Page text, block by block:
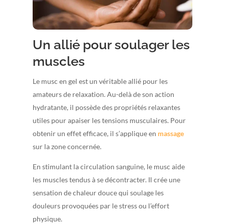
Un allié pour soulager les
muscles
Le musc en gel est un véritable allié pour les
amateurs de relaxation. Au-delà de son action
hydratante, il possède des propriétés relaxantes
utiles pour apaiser les tensions musculaires. Pour
obtenir un effet efficace, il s’applique en massage
sur la zone concernée.
En stimulant la circulation sanguine, le musc aide
les muscles tendus à se décontracter. Il crée une
sensation de chaleur douce qui soulage les
douleurs provoquées par le stress ou l’effort
physique.